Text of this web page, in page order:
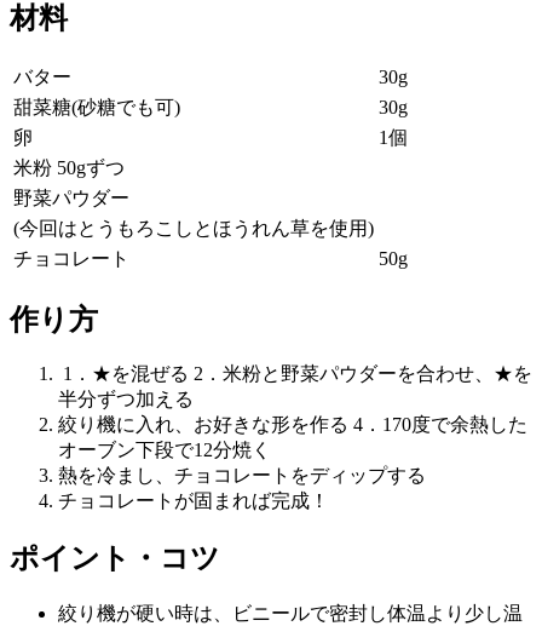
材料
バター
30g
甜菜糖(砂糖でも可)
30g
卵
1個
米粉 50gずつ
野菜パウダー
(今回はとうもろこしとほうれん草を使用)
チョコレート
50g
作り方
⁡ 1．★を混ぜる 2．米粉と野菜パウダーを合わせ、★を
半分ずつ加える
絞り機に入れ、お好きな形を作る 4．170度で余熱した
オーブン下段で12分焼く
熱を冷まし、チョコレートをディップする
チョコレートが固まれば完成！ ⁡
ポイント・コツ
絞り機が硬い時は、ビニールで密封し体温より少し温